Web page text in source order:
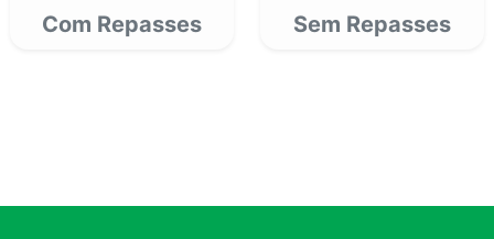
Com Repasses Sem Repasses